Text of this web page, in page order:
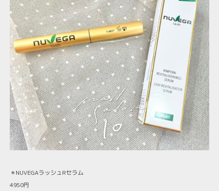
＊NUVEGAラッシュRセラム
4950円